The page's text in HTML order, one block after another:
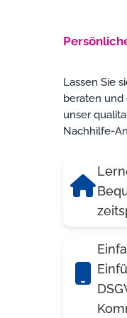
Lassen Sie
beraten und
unser
Nachhilfe-